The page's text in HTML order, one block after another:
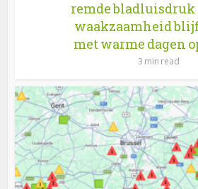
remde bladluisdruk
waakzaamheid
met warme dagen
3 min read